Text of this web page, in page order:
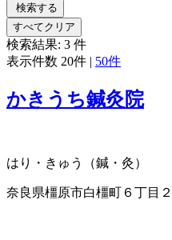
検索する
すべてクリア
検索結果: 3 件
表示件数 20件 | 50件
かきうち鍼灸院
はり・きゅう（鍼・灸）
奈良県橿原市白橿町６丁目２